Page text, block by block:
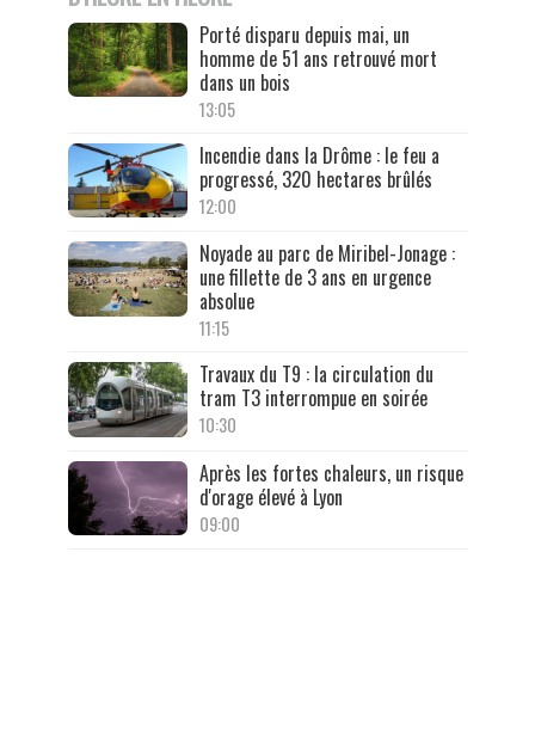
Porté disparu depuis mai, un
homme de 51 ans retrouvé mort
dans un bois
13:05
Incendie dans la Drôme : le feu a
progressé, 320 hectares brûlés
12:00
Noyade au parc de Miribel-Jonage :
une fillette de 3 ans en urgence
absolue
11:15
Travaux du T9 : la circulation du
tram T3 interrompue en soirée
10:30
Après les fortes chaleurs, un risque
d'orage élevé à Lyon
09:00